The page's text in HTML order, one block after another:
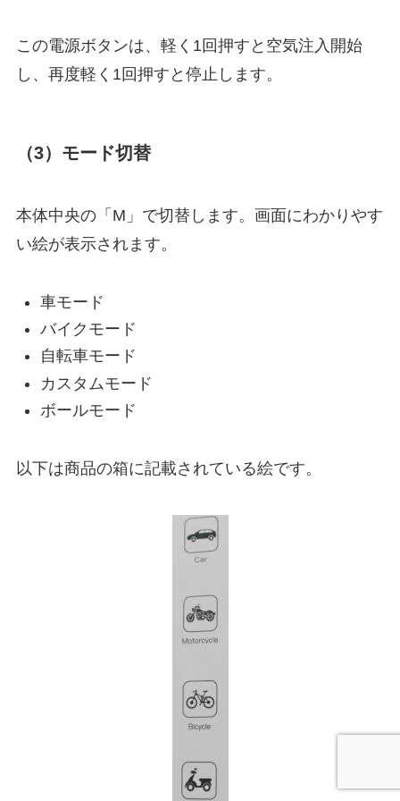
この電源ボタンは、軽く1回押すと空気注入開始
し、再度軽く1回押すと停止します。
（3）モード切替
本体中央の「M」で切替します。画面にわかりやす
い絵が表示されます。
車モード
バイクモード
自転車モード
カスタムモード
ボールモード
以下は商品の箱に記載されている絵です。